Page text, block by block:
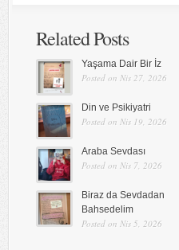
Related Posts
Yaşama Dair Bir İz
Posted on Nis 27, 2026
Din ve Psikiyatri
Posted on Nis 19, 2026
Araba Sevdası
Posted on Nis 7, 2026
Biraz da Sevdadan
Bahsedelim
Posted on Nis 5, 2026